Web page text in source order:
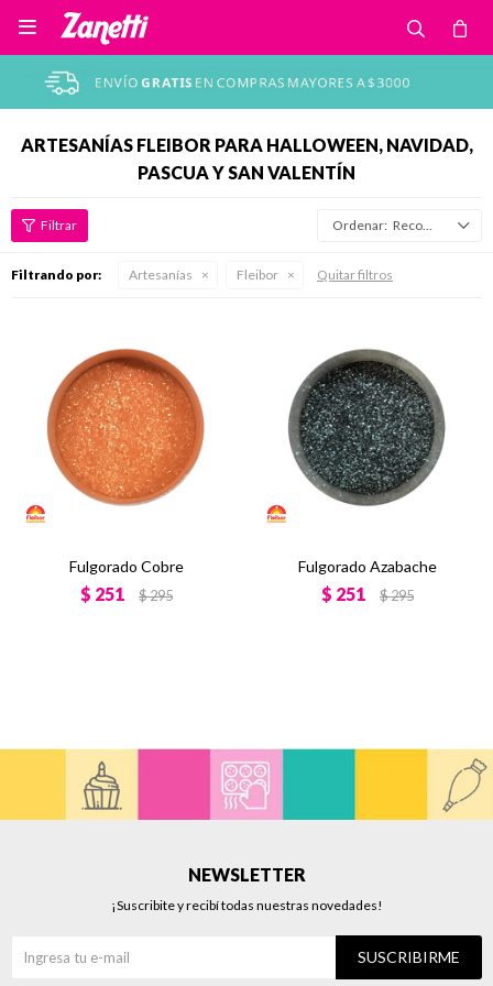

ARTESANÍAS FLEIBOR PARA HALLOWEEN, NAVIDAD,
PASCUA Y SAN VALENTÍN
Recomendados
Filtrando por: Artesanías Fleibor Quitar filtros
Fulgorado Cobre
$ 251 $295
Fulgorado Azabache
$ 251 $295
NEWSLETTER
¡Suscribite y recibí todas nuestras novedades!
SUSCRIBIRME